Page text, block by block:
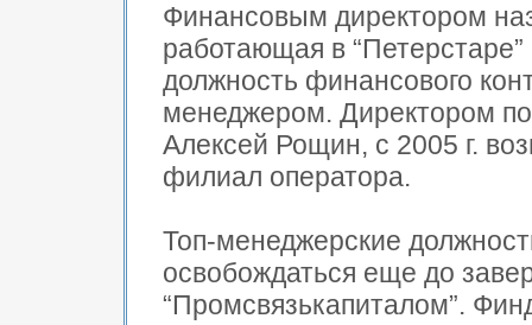
Финансовым директором
работающая в
должность финансового
менеджером. Директором
Алексей Рощин, с 2005 г.
филиал оператора.
Топ-менеджерские
освобождаться еще до
“Промсвязькапиталом”.